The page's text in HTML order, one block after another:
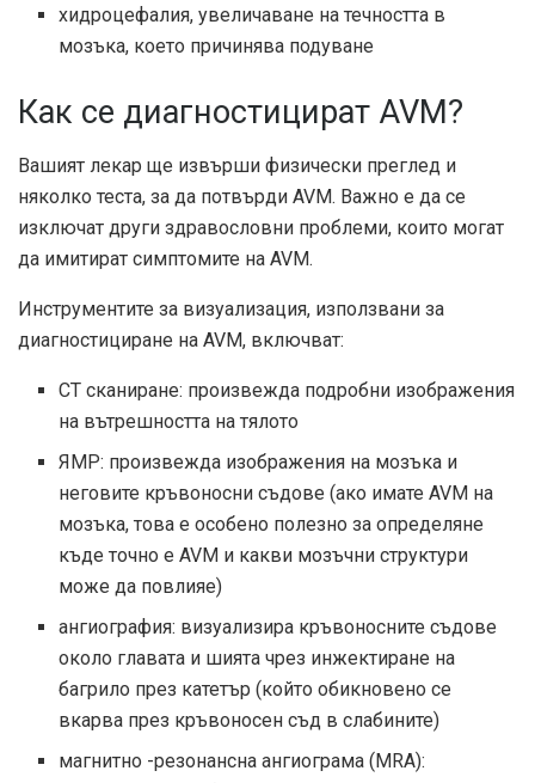
хидроцефалия, увеличаване на течността в
мозъка, което причинява подуване
Как се диагностицират AVM?
Вашият лекар ще извърши физически преглед и
няколко теста, за да потвърди AVM. Важно е да се
изключат други здравословни проблеми, които могат
да имитират симптомите на AVM.
Инструментите за визуализация, използвани за
диагностициране на AVM, включват:
CT сканиране: произвежда подробни изображения
на вътрешността на тялото
ЯМР: произвежда изображения на мозъка и
неговите кръвоносни съдове (ако имате AVM на
мозъка, това е особено полезно за определяне
къде точно е AVM и какви мозъчни структури
може да повлияе)
ангиография: визуализира кръвоносните съдове
около главата и шията чрез инжектиране на
багрило през катетър (който обикновено се
вкарва през кръвоносен съд в слабините)
магнитно -резонансна ангиограма (MRA):